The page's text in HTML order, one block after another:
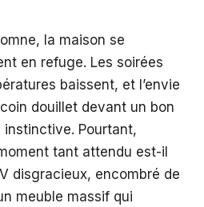
la maison se
en refuge. Les soirées
baissent, et l’envie
douillet devant un bon
Pourtant,
tant attendu est-il
disgracieux, encombré de
meuble massif qui